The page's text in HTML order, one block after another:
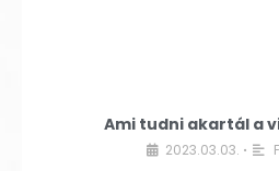
Ami tudni akartál a
2023.03.03. •